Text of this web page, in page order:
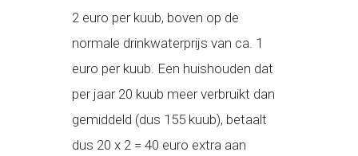
2 euro per kuub, boven op de
normale drinkwaterprijs van ca. 1
euro per kuub. Een huishouden dat
per jaar 20 kuub meer verbruikt dan
gemiddeld (dus 155 kuub), betaalt
dus 20 x 2 = 40 euro extra aan